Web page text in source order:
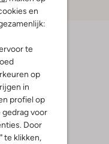
en
te
op
in
profiel op
voor
Door
te klikken,
Atelier
€ 27,99